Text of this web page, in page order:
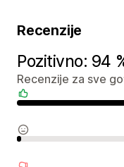
Recenzije
Pozitivno: 94
Recenzije za sve
Pozitivne recenzije
Neutralne recenzije